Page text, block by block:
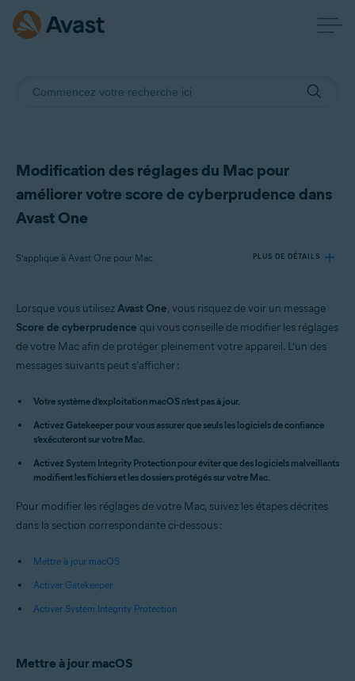
Modification des réglages du Mac pour
améliorer votre score de cyberprudence dans
Avast One
S’applique à Avast One pour Mac PLUS DE DÉTAILS
Produits:
Systèmes d'exploitation:
Apple macOS 13.x (Ventura)
Apple macOS 12.x (Monterey)
Apple macOS 11.x (Big Sur)
Apple macOS 10.14.x (Mojave)
Apple macOS 10.13.x (High Sierra)
Lorsque vous utilisezAvast One, vous risquez de voir un message
Score de cyberprudence qui vous conseille de modifier les réglages
de votre Mac afin de protéger pleinement votre appareil. L’un des
messages suivants peut s’afficher :
Votre système d’exploitation macOS n’est pas à jour.
Activez Gatekeeper pour vous assurer que seuls les logiciels de confiance
s’exécuteront sur votre Mac.
Activez System Integrity Protection pour éviter que des logiciels malveillants
modifient les fichiers et les dossiers protégés sur votre Mac.
Pour modifier les réglages de votre Mac, suivez les étapes décrites
dans la section correspondante ci-dessous :
Mettre à jour macOS
Activer Gatekeeper
Activer System Integrity Protection
Mettre à jour macOS